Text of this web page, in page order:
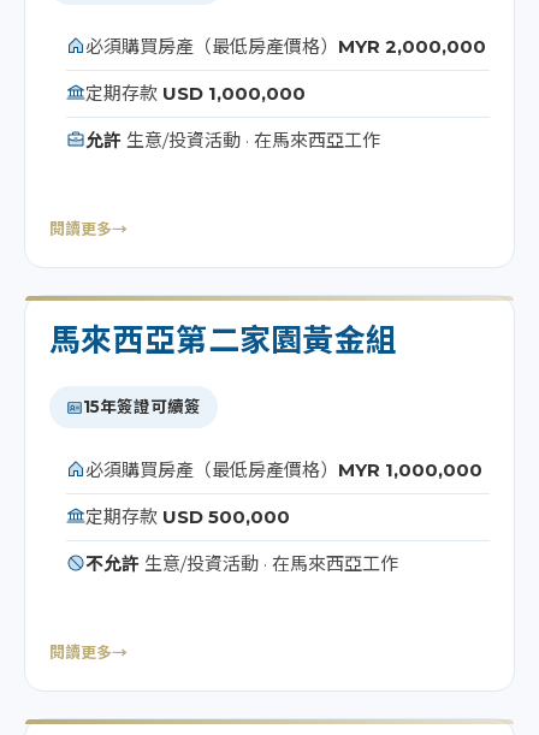
必須購買房產（最低房產價格） MYR 2,000,000
定期存款 USD 1,000,000
允許 生意/投資活動 · 在馬來西亞工作
閱讀更多→
馬來西亞第二家園黃金組
15年簽證可續簽
必須購買房產（最低房產價格） MYR 1,000,000
定期存款 USD 500,000
不允許 生意/投資活動 · 在馬來西亞工作
閱讀更多→